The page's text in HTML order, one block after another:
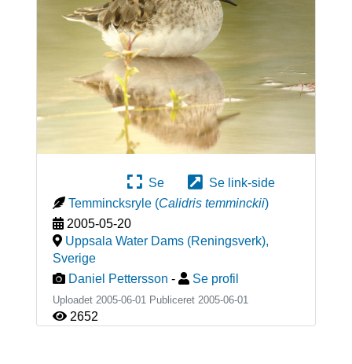
Se
Se link-side
Temmincksryle (Calidris temminckii)
2005-05-20
Uppsala Water Dams (Reningsverk),
Sverige
Daniel Pettersson - Se profil
Uploadet 2005-06-01 Publiceret 2005-06-01
2652